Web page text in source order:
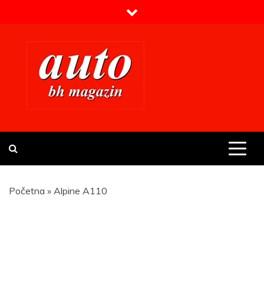
Prvi BH auto magazin
Početna » Alpine A110